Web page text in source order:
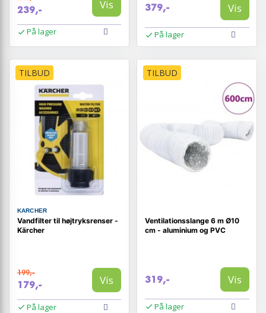
239,- Vis
På lager
379,- Vis
På lager
TILBUD
KARCHER
Vandfilter til højtryksrenser -
Kärcher
199,-
179,- Vis
På lager
TILBUD
Ventilationsslange 6 m Ø10
cm - aluminium og PVC
319,- Vis
På lager